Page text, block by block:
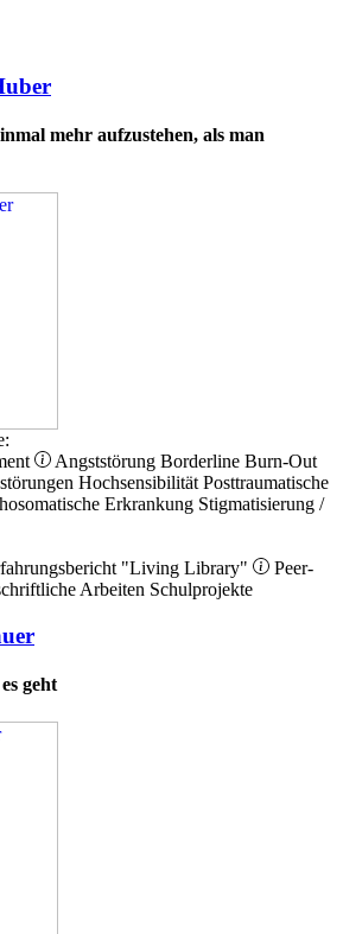
mehr aufzustehen, als man
Angststörung Borderline Burn-Out
Hochsensibilität Posttraumatische
Erkrankung Stigmatisierung /
"Living Library"
Peer-
Arbeiten Schulprojekte
geht